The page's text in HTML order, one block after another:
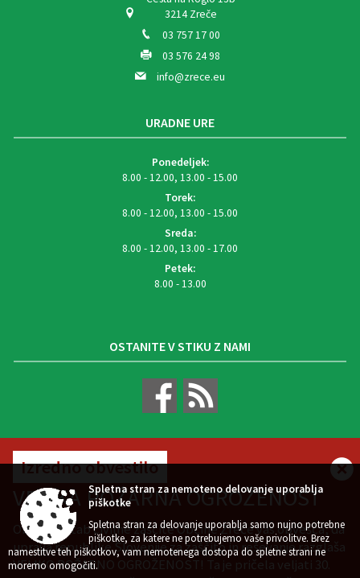
Izredno obvestilo
VELIKA POŽARNA OGROŽENOST
Občinski štab civilne zaščite Občine Zreče vas obvešča, da
uprava republike Slovenije za zaščito in reševanje razglaša
VELIKO POŽARNO OGROŽENOST! Ta je pričela veljati 30.
3214 Zreče
03 757 17 00
03 576 24 98
info@zrece.eu
URADNE URE
Ponedeljek:
8.00 - 12.00, 13.00 - 15.00
Torek:
8.00 - 12.00, 13.00 - 15.00
Sreda:
8.00 - 12.00, 13.00 - 17.00
Petek:
8.00 - 13.00
OSTANITE V STIKU Z NAMI
VREMENSKA NAPOVED
Zasnova, izvedba in vzdrževanje: Sigmateh d.o.o.
Splošni pogoji spletne strani | Center za varstvo osebnih podatkov
Izjava o dostopnosti (ZDSMA)
Spletna stran za nemoteno delovanje uporablja
piškotke
Spletna stran za delovanje uporablja samo nujno potrebne
piškotke, za katere ne potrebujemo vaše privolitve. Brez
namestitve teh piškotkov, vam nemotenega dostopa do spletne strani ne
moremo omogočiti.